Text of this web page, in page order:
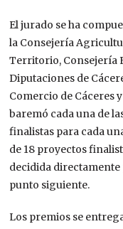
El jurado se ha
la Consejería
Territorio, Consejería
Diputaciones de
Comercio de Cáceres
baremó cada una de
finalistas para cada
de 18 proyectos
decidida directamente
punto siguiente.
Los premios se